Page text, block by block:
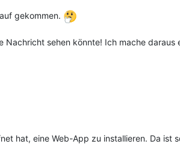
gekommen.
sehen könnte! Ich mache daraus
hat, eine Web-App zu installieren. Da ist